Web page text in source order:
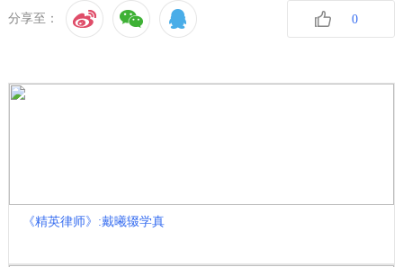
分享至： 0
《精英律师》:戴曦辍学真